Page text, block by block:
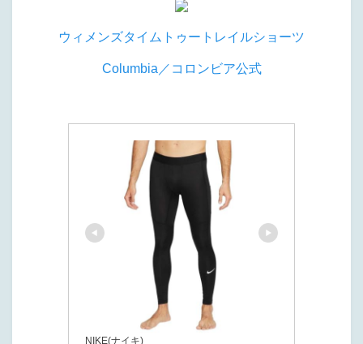
ウィメンズタイムトゥートレイルショーツ
Columbia／コロンビア公式
NIKE(ナイキ)